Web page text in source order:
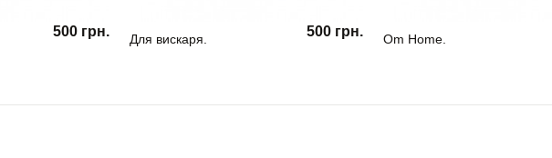
500 грн. Для вискаря. 500 грн. Om Home.